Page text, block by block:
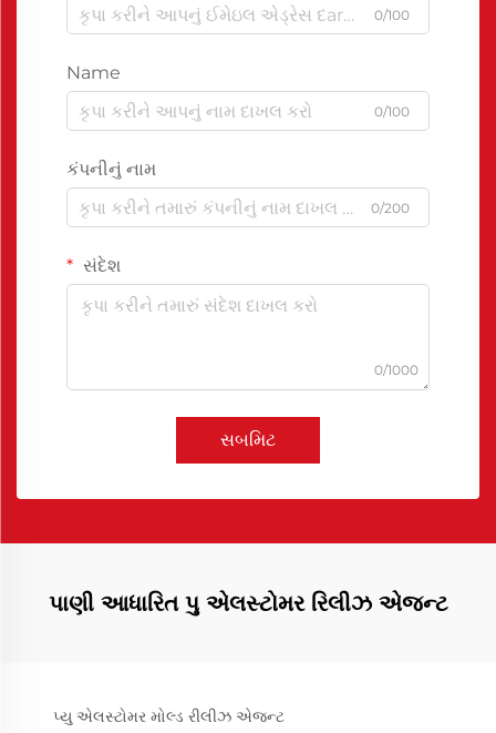
0/100
Name
0/100
કંપનીનું નામ
0/200
સંદેશ
0/1000
સબમિટ
પાણી આધારિત પુ એલસ્ટોમર રિલીઝ એજન્ટ
પ્યુ એલસ્ટોમર મોલ્ડ રીલીઝ એજન્ટ